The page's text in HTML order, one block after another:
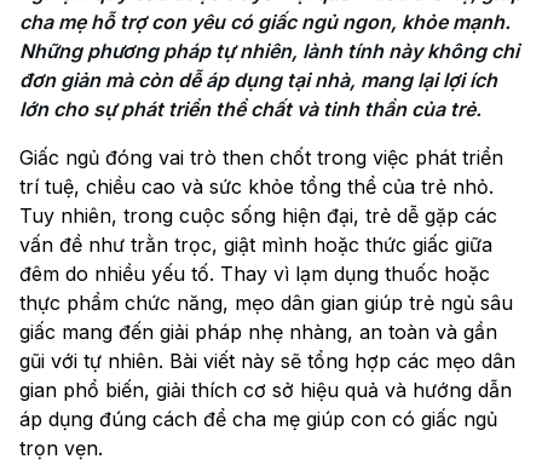
cha mẹ hỗ trợ con yêu có giấc ngủ ngon, khỏe mạnh.
Những phương pháp tự nhiên, lành tính này không chỉ
đơn giản mà còn dễ áp dụng tại nhà, mang lại lợi ích
lớn cho sự phát triển thể chất và tinh thần của trẻ.
Giấc ngủ đóng vai trò then chốt trong việc phát triển
trí tuệ, chiều cao và sức khỏe tổng thể của trẻ nhỏ.
Tuy nhiên, trong cuộc sống hiện đại, trẻ dễ gặp các
vấn đề như trằn trọc, giật mình hoặc thức giấc giữa
đêm do nhiều yếu tố. Thay vì lạm dụng thuốc hoặc
thực phẩm chức năng, mẹo dân gian giúp trẻ ngủ sâu
giấc mang đến giải pháp nhẹ nhàng, an toàn và gần
gũi với tự nhiên. Bài viết này sẽ tổng hợp các mẹo dân
gian phổ biến, giải thích cơ sở hiệu quả và hướng dẫn
áp dụng đúng cách để cha mẹ giúp con có giấc ngủ
trọn vẹn.